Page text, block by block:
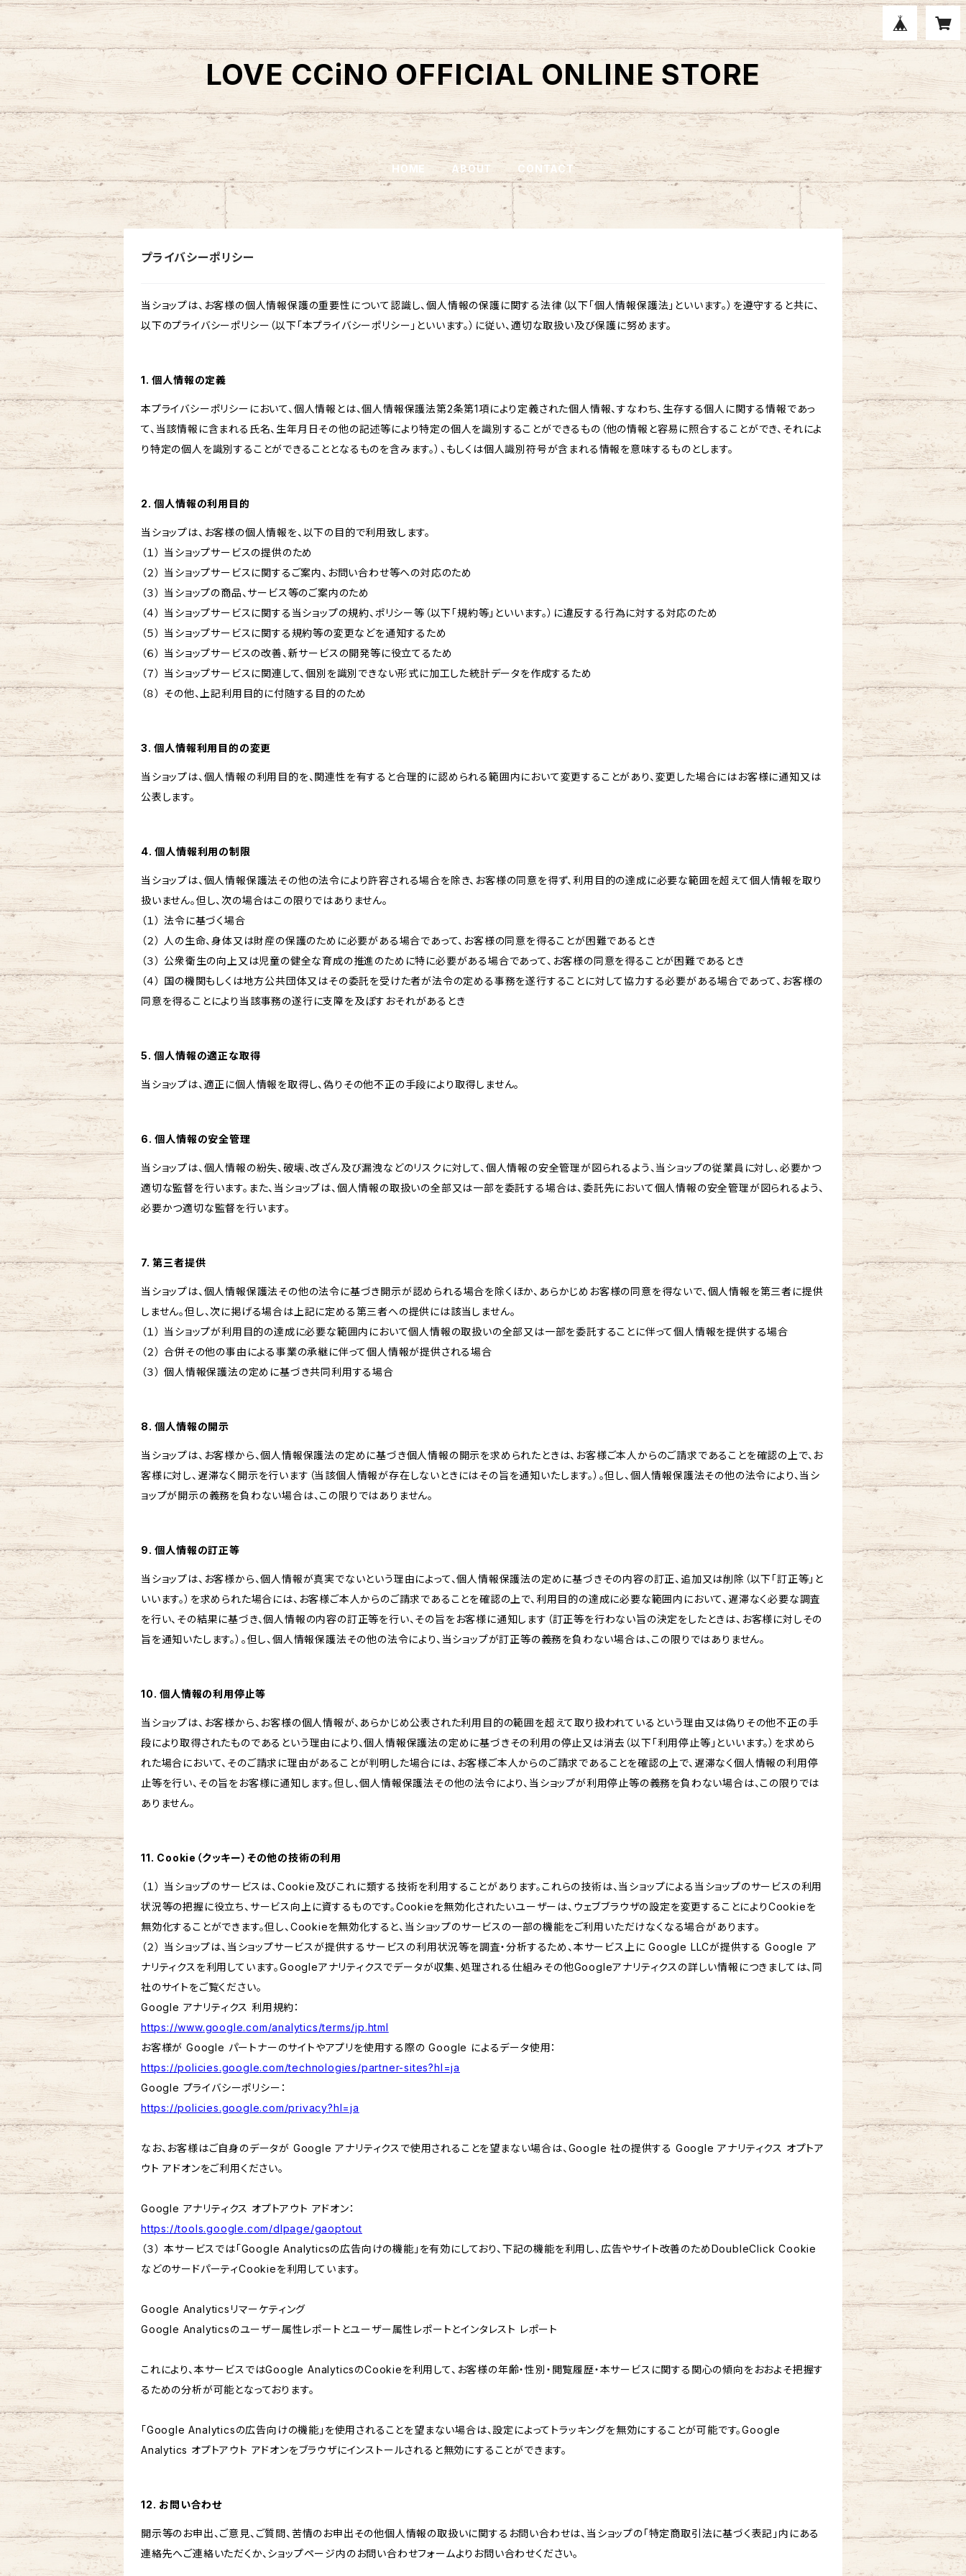
LOVE CCiNO OFFICIAL ONLINE STORE
HOME ABOUT CONTACT
プライバシーポリシー
当ショップは、お客様の個人情報保護の重要性について認識し、個人情報の保護に関する法律（以下「個人情報保護法」といいます。）を遵守すると共に、
以下のプライバシーポリシー（以下「本プライバシーポリシー」といいます。）に従い、適切な取扱い及び保護に努めます。
1. 個人情報の定義
本プライバシーポリシーにおいて、個人情報とは、個人情報保護法第2条第1項により定義された個人情報、すなわち、生存する個人に関する情報であっ
て、当該情報に含まれる氏名、生年月日その他の記述等により特定の個人を識別することができるもの（他の情報と容易に照合することができ、それによ
り特定の個人を識別することができることとなるものを含みます。）、もしくは個人識別符号が含まれる情報を意味するものとします。
2. 個人情報の利用目的
当ショップは、お客様の個人情報を、以下の目的で利用致します。
（１） 当ショップサービスの提供のため
（２） 当ショップサービスに関するご案内、お問い合わせ等への対応のため
（３） 当ショップの商品、サービス等のご案内のため
（４） 当ショップサービスに関する当ショップの規約、ポリシー等（以下「規約等」といいます。）に違反する行為に対する対応のため
（５） 当ショップサービスに関する規約等の変更などを通知するため
（６） 当ショップサービスの改善、新サービスの開発等に役立てるため
（７） 当ショップサービスに関連して、個別を識別できない形式に加工した統計データを作成するため
（８） その他、上記利用目的に付随する目的のため
3. 個人情報利用目的の変更
当ショップは、個人情報の利用目的を、関連性を有すると合理的に認められる範囲内において変更することがあり、変更した場合にはお客様に通知又は
公表します。
4. 個人情報利用の制限
当ショップは、個人情報保護法その他の法令により許容される場合を除き、お客様の同意を得ず、利用目的の達成に必要な範囲を超えて個人情報を取り
扱いません。但し、次の場合はこの限りではありません。
（１） 法令に基づく場合
（２） 人の生命、身体又は財産の保護のために必要がある場合であって、お客様の同意を得ることが困難であるとき
（３） 公衆衛生の向上又は児童の健全な育成の推進のために特に必要がある場合であって、お客様の同意を得ることが困難であるとき
（４） 国の機関もしくは地方公共団体又はその委託を受けた者が法令の定める事務を遂行することに対して協力する必要がある場合であって、お客様の
同意を得ることにより当該事務の遂行に支障を及ぼすおそれがあるとき
5. 個人情報の適正な取得
当ショップは、適正に個人情報を取得し、偽りその他不正の手段により取得しません。
6. 個人情報の安全管理
当ショップは、個人情報の紛失、破壊、改ざん及び漏洩などのリスクに対して、個人情報の安全管理が図られるよう、当ショップの従業員に対し、必要かつ
適切な監督を行います。また、当ショップは、個人情報の取扱いの全部又は一部を委託する場合は、委託先において個人情報の安全管理が図られるよう、
必要かつ適切な監督を行います。
7. 第三者提供
当ショップは、個人情報保護法その他の法令に基づき開示が認められる場合を除くほか、あらかじめお客様の同意を得ないで、個人情報を第三者に提供
しません。但し、次に掲げる場合は上記に定める第三者への提供には該当しません。
（１） 当ショップが利用目的の達成に必要な範囲内において個人情報の取扱いの全部又は一部を委託することに伴って個人情報を提供する場合
（２） 合併その他の事由による事業の承継に伴って個人情報が提供される場合
（３） 個人情報保護法の定めに基づき共同利用する場合
8. 個人情報の開示
当ショップは、お客様から、個人情報保護法の定めに基づき個人情報の開示を求められたときは、お客様ご本人からのご請求であることを確認の上で、お
客様に対し、遅滞なく開示を行います（当該個人情報が存在しないときにはその旨を通知いたします。）。但し、個人情報保護法その他の法令により、当シ
ョップが開示の義務を負わない場合は、この限りではありません。
9. 個人情報の訂正等
当ショップは、お客様から、個人情報が真実でないという理由によって、個人情報保護法の定めに基づきその内容の訂正、追加又は削除（以下「訂正等」と
いいます。）を求められた場合には、お客様ご本人からのご請求であることを確認の上で、利用目的の達成に必要な範囲内において、遅滞なく必要な調査
を行い、その結果に基づき、個人情報の内容の訂正等を行い、その旨をお客様に通知します（訂正等を行わない旨の決定をしたときは、お客様に対しその
旨を通知いたします。）。但し、個人情報保護法その他の法令により、当ショップが訂正等の義務を負わない場合は、この限りではありません。
10. 個人情報の利用停止等
当ショップは、お客様から、お客様の個人情報が、あらかじめ公表された利用目的の範囲を超えて取り扱われているという理由又は偽りその他不正の手
段により取得されたものであるという理由により、個人情報保護法の定めに基づきその利用の停止又は消去（以下「利用停止等」といいます。）を求めら
れた場合において、そのご請求に理由があることが判明した場合には、お客様ご本人からのご請求であることを確認の上で、遅滞なく個人情報の利用停
止等を行い、その旨をお客様に通知します。但し、個人情報保護法その他の法令により、当ショップが利用停止等の義務を負わない場合は、この限りでは
ありません。
11. Cookie（クッキー）その他の技術の利用
（１） 当ショップのサービスは、Cookie及びこれに類する技術を利用することがあります。これらの技術は、当ショップによる当ショップのサービスの利用
状況等の把握に役立ち、サービス向上に資するものです。Cookieを無効化されたいユーザーは、ウェブブラウザの設定を変更することによりCookieを
無効化することができます。但し、Cookieを無効化すると、当ショップのサービスの一部の機能をご利用いただけなくなる場合があります。
（２） 当ショップは、当ショップサービスが提供するサービスの利用状況等を調査・分析するため、本サービス上に Google LLCが提供する Google ア
ナリティクスを利用しています。Googleアナリティクスでデータが収集、処理される仕組みその他Googleアナリティクスの詳しい情報につきましては、同
社のサイトをご覧ください。
Google アナリティクス 利用規約：
https://www.google.com/analytics/terms/jp.html
お客様が Google パートナーのサイトやアプリを使用する際の Google によるデータ使用：
https://policies.google.com/technologies/partner-sites?hl=ja
Google プライバシーポリシー：
https://policies.google.com/privacy?hl=ja
なお、お客様はご自身のデータが Google アナリティクスで使用されることを望まない場合は、Google 社の提供する Google アナリティクス オプトア
ウト アドオンをご利用ください。
Google アナリティクス オプトアウト アドオン：
https://tools.google.com/dlpage/gaoptout
（３） 本サービスでは「Google Analyticsの広告向けの機能」を有効にしており、下記の機能を利用し、広告やサイト改善のためDoubleClick Cookie
などのサードパーティCookieを利用しています。
Google Analyticsリマーケティング
Google Analyticsのユーザー属性レポートとユーザー属性レポートとインタレスト レポート
これにより、本サービスではGoogle AnalyticsのCookieを利用して、お客様の年齢・性別・閲覧履歴・本サービスに関する関心の傾向をおおよそ把握す
るための分析が可能となっております。
「Google Analyticsの広告向けの機能」を使用されることを望まない場合は、設定によってトラッキングを無効にすることが可能です。Google
Analytics オプトアウト アドオンをブラウザにインストールされると無効にすることができます。
12. お問い合わせ
開示等のお申出、ご意見、ご質問、苦情のお申出その他個人情報の取扱いに関するお問い合わせは、当ショップの「特定商取引法に基づく表記」内にある
連絡先へご連絡いただくか、ショップページ内のお問い合わせフォームよりお問い合わせください。